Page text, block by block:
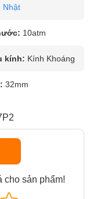
Nhật
10atm
kính: Kính Khoáng
32mm
cho sản phẩm!